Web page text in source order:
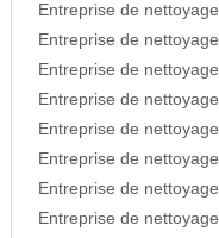
Entreprise de
Entreprise de
Entreprise de
Entreprise de
Entreprise de
Entreprise de
Entreprise de
Entreprise de